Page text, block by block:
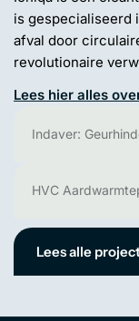
is gespecialiseerd
afval door
revolutionaire
Lees hier alles
Indaver:
HVC
Lees alle